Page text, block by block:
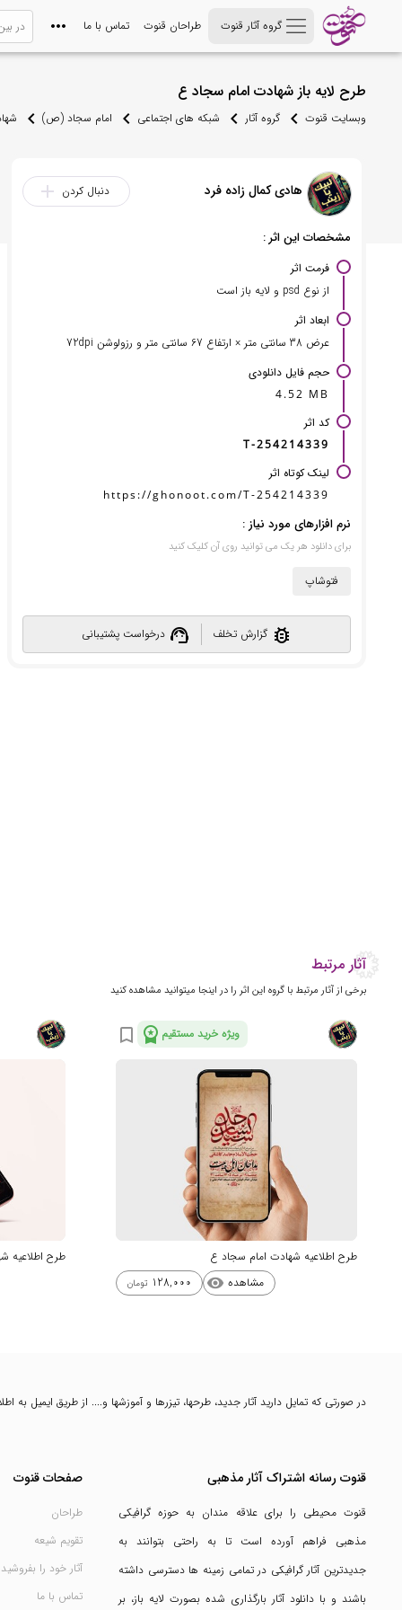
گروه آثار قنوت طراحان قنوت تماس با ما
طرح لایه باز شهادت امام سجاد ع
وبسایت قنوت گروه آثار شبکه های اجتماعی امام سجاد (ص)
هادی کمال زاده فرد دنبال کردن add
مشخصات این اثر :
فرمت اثر
از نوع psd و لایه باز است
ابعاد اثر
عرض 38 سانتی متر × ارتفاع 67 سانتی متر و رزولوشن 72dpi
حجم فایل دانلودی
4.52 MB
کد اثر
T-254214339
لینک کوتاه اثر
https://ghonoot.com/T-254214339
نرم افزارهای مورد نیاز :
برای دانلود هر یک می توانید روی آن کلیک کنید
فتوشاپ
bug_report گزارش تخلف support_agent درخواست پشتیبانی
آثار مرتبط
برخی از آثار مرتبط با گروه این اثر را در اینجا میتوانید مشاهده کنید
ویژه خرید مستقیم workspace_premium
bookmark_border
طرح اطلاعیه شهادت امام سجاد ع
مشاهده visibility
128,000 تومان
طرح اطلاعیه
در صورتی که تمایل دارید آثار جدید، طرحها، تیزرها و آموزشها و.... از طریق ایمیل به
قنوت رسانه اشتراک آثار مذهبی
قنوت محیطی را برای علاقه مندان به حوزه گرافیکی
مذهبی فراهم آورده است تا به راحتی بتوانند به
جدیدترین آثار گرافیکی در تمامی زمینه ها دسترسی داشته
باشند و با دانلود آثار بارگذاری شده بصورت لایه باز، بر
صفحات قنوت
طراحان
تقویم شیعه
آثار خود را بفروشید
تماس با ما